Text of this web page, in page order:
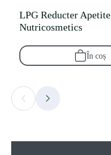
LPG Reducter Apetite
Nutricosmetics
În coș